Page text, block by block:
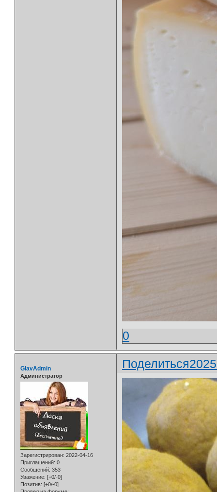
0
Поделиться
GlavAdmin
Администратор
Зарегистрирован: 2022-04-16
Приглашений: 0
Сообщений: 353
Уважение: [+0/-0]
Позитив: [+0/-0]